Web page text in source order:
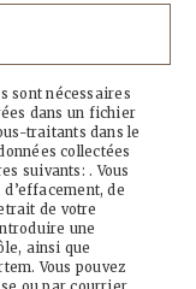
sont nécessaires
dans un fichier
traitants dans le
collectées
suivants: . Vous
de
de votre
une
ainsi que
Vous pouvez